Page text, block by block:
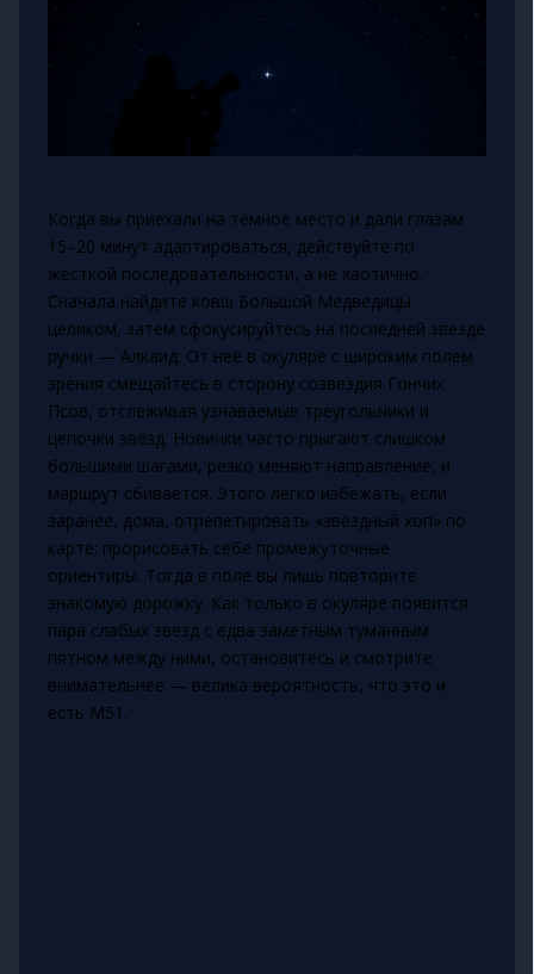
Когда вы приехали на тёмное место и дали глазам
15–20 минут адаптироваться, действуйте по
жёсткой последовательности, а не хаотично.
Сначала найдите ковш Большой Медведицы
целиком, затем сфокусируйтесь на последней звезде
ручки — Алкаид. От неё в окуляре с широким полем
зрения смещайтесь в сторону созвездия Гончих
Псов, отслеживая узнаваемые треугольники и
цепочки звёзд. Новички часто прыгают слишком
большими шагами, резко меняют направление, и
маршрут сбивается. Этого легко избежать, если
заранее, дома, отрепетировать «звёздный хоп» по
карте: прорисовать себе промежуточные
ориентиры. Тогда в поле вы лишь повторите
знакомую дорожку. Как только в окуляре появится
пара слабых звёзд с едва заметным туманным
пятном между ними, остановитесь и смотрите
внимательнее — велика вероятность, что это и
есть M51.